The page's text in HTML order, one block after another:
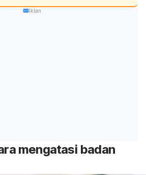
Iklan
mengatasi badan